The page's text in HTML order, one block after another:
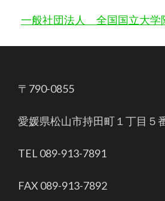
一般社団法人 全国国立大学
〒790-0855
愛媛県松山市持田町１丁目５
TEL 089-913-7891
FAX 089-913-7892